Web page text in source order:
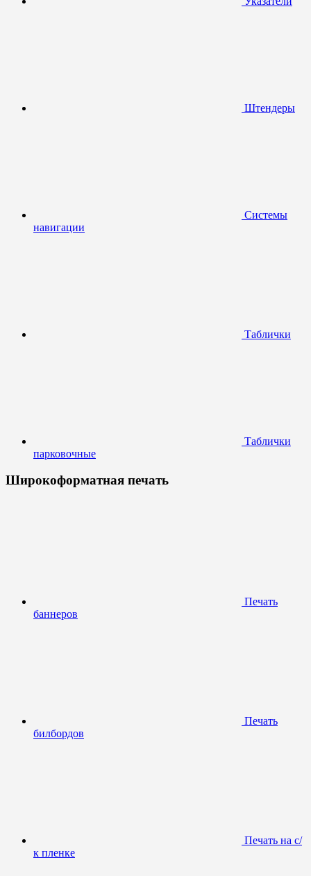
Штендеры
Системы
навигации
Таблички
Таблички
парковочные
Широкоформатная печать
Печать
баннеров
Печать
билбордов
Печать на с/
к пленке